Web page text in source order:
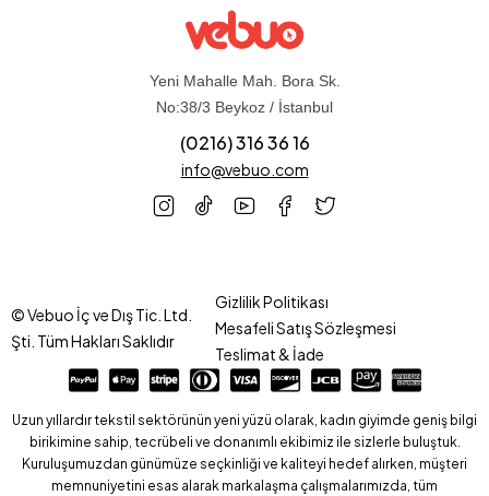
Yeni Mahalle Mah. Bora Sk.
No:38/3 Beykoz / İstanbul
(0216) 316 36 16
info@vebuo.com
© Vebuo İç ve Dış Tic. Ltd.
Şti. Tüm Hakları Saklıdır
Gizlilik Politikası
Mesafeli Satış Sözleşmesi
Teslimat & İade
Uzun yıllardır tekstil sektörünün yeni yüzü olarak, kadın giyimde geniş bilgi
birikimine sahip, tecrübeli ve donanımlı ekibimiz ile sizlerle buluştuk.
Kuruluşumuzdan günümüze seçkinliği ve kaliteyi hedef alırken, müşteri
memnuniyetini esas alarak markalaşma çalışmalarımızda, tüm